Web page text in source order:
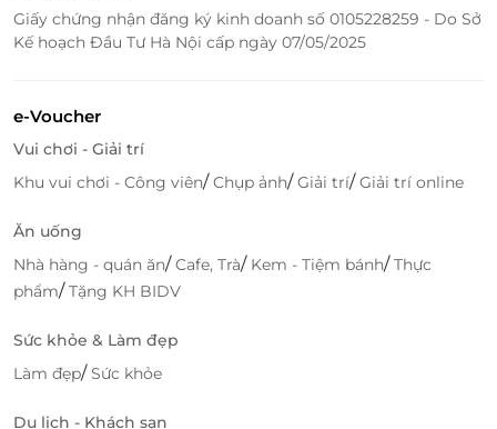
Giấy chứng nhận đăng ký kinh doanh số 0105228259 - Do Sở
Kế hoạch Đầu Tư Hà Nội cấp ngày 07/05/2025
e-Voucher
Vui chơi - Giải trí
Khu vui chơi - Công viên/Chụp ảnh/Giải trí/Giải trí online
Ăn uống
Nhà hàng - quán ăn/Cafe, Trà/ Kem - Tiệm bánh/Thực
phẩm/Tặng KH BIDV
Sức khỏe & Làm đẹp
Làm đẹp/Sức khỏe
Du lịch - Khách sạn